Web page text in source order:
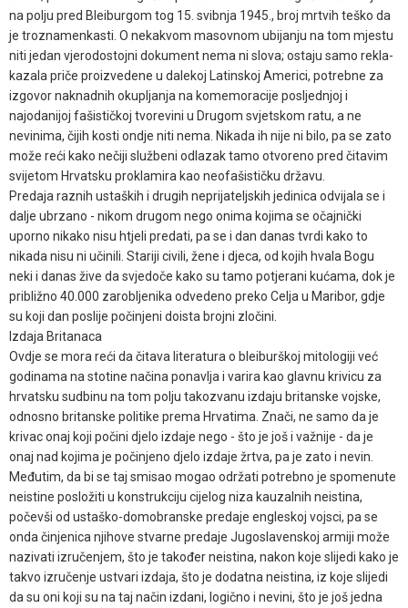
na polju pred Bleiburgom tog 15. svibnja 1945., broj mrtvih teško da
je troznamenkasti. O nekakvom masovnom ubijanju na tom mjestu
niti jedan vjerodostojni dokument nema ni slova; ostaju samo rekla-
kazala priče proizvedene u dalekoj Latinskoj Americi, potrebne za
izgovor naknadnih okupljanja na komemoracije posljednjoj i
najodanijoj fašističkoj tvorevini u Drugom svjetskom ratu, a ne
nevinima, čijih kosti ondje niti nema. Nikada ih nije ni bilo, pa se zato
može reći kako nečiji službeni odlazak tamo otvoreno pred čitavim
svijetom Hrvatsku proklamira kao neofašističku državu.
Predaja raznih ustaških i drugih neprijateljskih jedinica odvijala se i
dalje ubrzano - nikom drugom nego onima kojima se očajnički
uporno nikako nisu htjeli predati, pa se i dan danas tvrdi kako to
nikada nisu ni učinili. Stariji civili, žene i djeca, od kojih hvala Bogu
neki i danas žive da svjedoče kako su tamo potjerani kućama, dok je
približno 40.000 zarobljenika odvedeno preko Celja u Maribor, gdje
su koji dan poslije počinjeni doista brojni zločini.
Izdaja Britanaca
Ovdje se mora reći da čitava literatura o bleiburškoj mitologiji već
godinama na stotine načina ponavlja i varira kao glavnu krivicu za
hrvatsku sudbinu na tom polju takozvanu izdaju britanske vojske,
odnosno britanske politike prema Hrvatima. Znači, ne samo da je
krivac onaj koji počini djelo izdaje nego - što je još i važnije - da je
onaj nad kojima je počinjeno djelo izdaje žrtva, pa je zato i nevin.
Međutim, da bi se taj smisao mogao održati potrebno je spomenute
neistine posložiti u konstrukciju cijelog niza kauzalnih neistina,
počevši od ustaško-domobranske predaje engleskoj vojsci, pa se
onda činjenica njihove stvarne predaje Jugoslavenskoj armiji može
nazivati izručenjem, što je također neistina, nakon koje slijedi kako je
takvo izručenje ustvari izdaja, što je dodatna neistina, iz koje slijedi
da su oni koji su na taj način izdani, logično i nevini, što je još jedna